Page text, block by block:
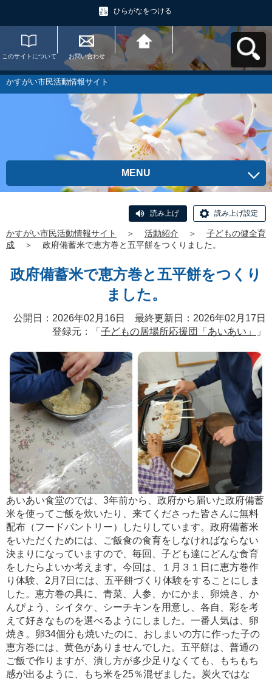
ひらがなをつける
このサイトについて お問い合わせ
かすがい市民活動情
報サイトへ戻る
かすがい市民活動情報サイト
MENU
読み上げ 読み上げ設定
かすがい市民活動情報サイト ＞ 活動紹介 ＞
子どもの健全育
成
＞ 政府備蓄米で恵方巻と五平餅をつくりました。
政府備蓄米で恵方巻と五平餅をつくり
ました。
公開日：2026年02月16日 最終更新日：2026年02月17日
登録元：「 子どもの居場所応援団「あいあい」 」
あいあい食堂のでは、3年前から、政府から届いた政府備蓄
米を使ってご飯を炊いたり、来てくださった皆さんに無料
配布（フードパントリー）したりしています。政府備蓄米
をいただくためには、ご飯食の食育をしなければならない
決まりになっていますので、毎回、子ども達にどんな食育
をしたらよいか考えます。今回は、１月３１日に恵方巻作
り体験、2月7日には、五平餅づくり体験をすることにしま
した。恵方巻の具に、青菜、人参、かにかま、卵焼き、か
んぴょう、シイタケ、シーチキンを用意し、各自、彩を考
えて好きなものを選べるようにしました。一番人気は、卵
焼き。卵34個分も焼いたのに、おしまいの方に作った子の
恵方巻には、黄色がありませんでした。五平餅は、普通の
ご飯で作りますが、潰し方が多少足りなくても、もちもち
感が出るように、もち米を25％混ぜました。炭火ではな